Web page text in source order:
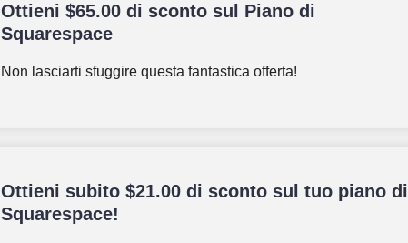
Ottieni$65.00 di sconto sul Piano di
Squarespace
Non lasciarti sfuggire questa fantastica offerta!
Ottieni subito$21.00 di sconto sul tuo piano di
Squarespace!